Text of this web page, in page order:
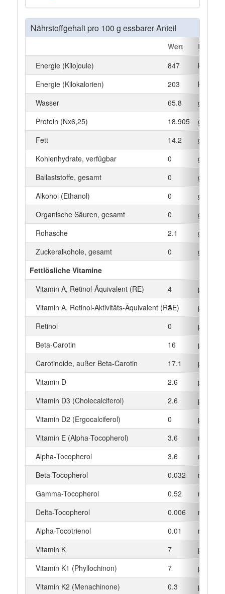
Nährstoffgehalt pro 100 g essbarer Anteil
Wert
Einheit
Energie (Kilojoule)
847
kJ
Energie (Kilokalorien)
203
kcal
Wasser
65.8
g
Protein (Nx6,25)
18.905
g
Fett
14.2
g
Kohlenhydrate, verfügbar
0
g
Ballaststoffe, gesamt
0
g
Alkohol (Ethanol)
0
g
Organische Säuren, gesamt
0
g
Rohasche
2.1
g
Zuckeralkohole, gesamt
0
g
Fettlösliche Vitamine
Vitamin A, Retinol-Äquivalent (RE)
4
µg
Vitamin A, Retinol-Aktivitäts-Äquivalent (RAE)
2
µg
Retinol
0
µg
Beta‑Carotin
16
µg
Carotinoide, außer Beta-Carotin
17.1
µg
Vitamin D
2.6
µg
Vitamin D3 (Cholecalciferol)
2.6
µg
Vitamin D2 (Ergocalciferol)
0
µg
Vitamin E (Alpha-Tocopherol)
3.6
mg
Alpha‑Tocopherol
3.6
mg
Beta-Tocopherol
0.032
mg
Gamma-Tocopherol
0.52
mg
Delta-Tocopherol
0.006
mg
Alpha-Tocotrienol
0.01
mg
Vitamin K
7
µg
Vitamin K1 (Phyllochinon)
7
µg
Vitamin K2 (Menachinone)
0.3
µg